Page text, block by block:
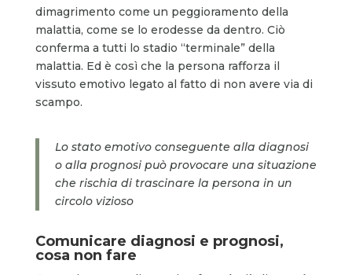
dimagrimento come un peggioramento della
malattia, come se lo erodesse da dentro. Ciò
conferma a tutti lo stadio “terminale” della
malattia. Ed è così che la persona rafforza il
vissuto emotivo legato al fatto di non avere via di
scampo.
Lo stato emotivo conseguente alla diagnosi
o alla prognosi può provocare una situazione
che rischia di trascinare la persona in un
circolo vizioso
Comunicare diagnosi e prognosi,
cosa non fare